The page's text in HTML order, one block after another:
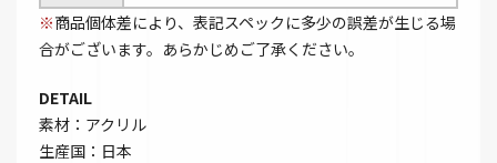
※商品個体差により、表記スペックに多少の誤差が生じる場
合がございます。あらかじめご了承ください。
DETAIL
素材：アクリル
生産国：日本